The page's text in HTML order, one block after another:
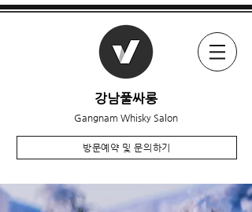
강남풀싸롱
Gangnam Whisky Salon
방문예약 및 문의하기